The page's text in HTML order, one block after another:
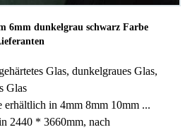
6mm dunkelgrau schwarz Farbe
Glas, dunkelgraues Glas,
Glas
erhältlich in 4mm 8mm 10mm ...
2440 * 3660mm, nach